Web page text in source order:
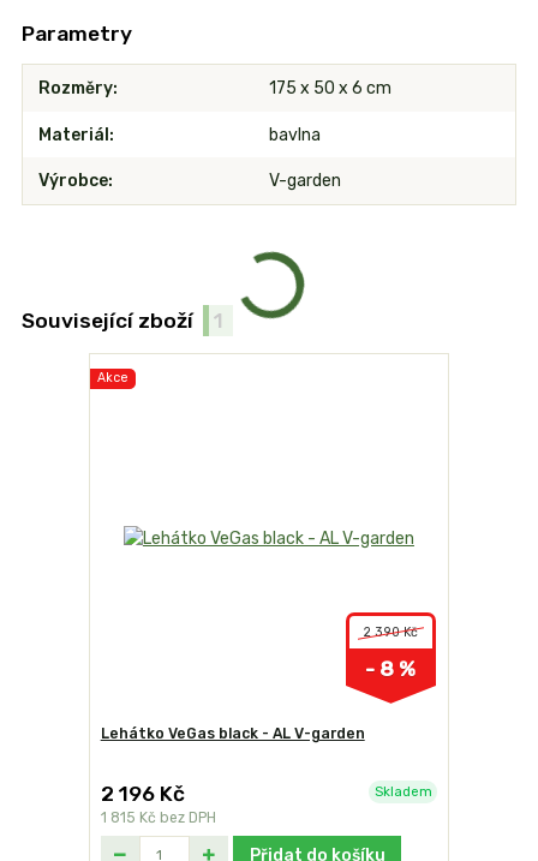
Parametry
Rozměry 175 x 50 x 6 cm
Materiál bavlna
Výrobce V-garden
Související zboží 1
Akce
2 390 Kč
- 8 %
Lehátko VeGas black - AL V-garden
2 196 Kč
1 815 Kč bez DPH
Skladem
Přidat do košíku